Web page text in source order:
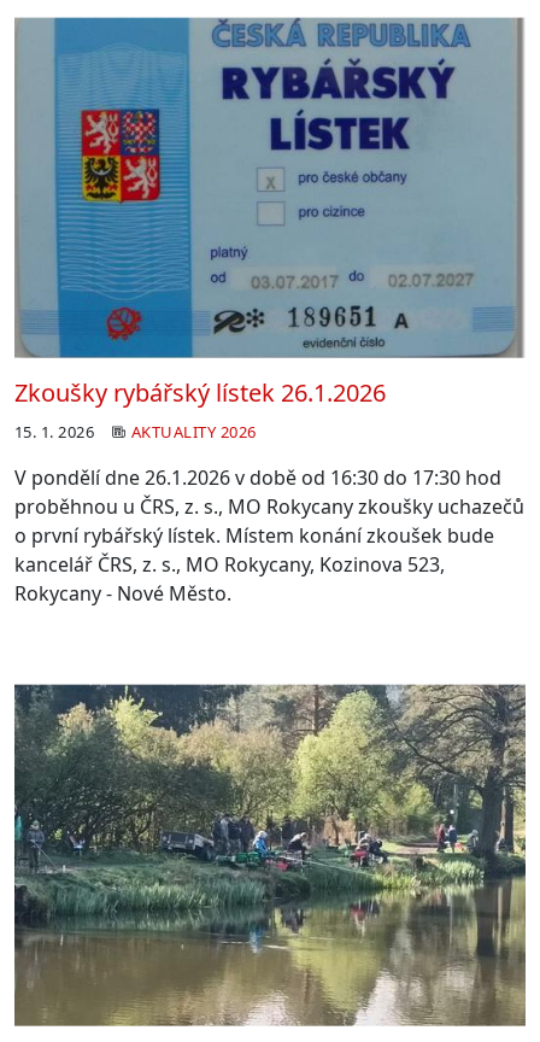
Zkoušky rybářský lístek 26.1.2026
15. 1. 2026 AKTUALITY 2026
V pondělí dne 26.1.2026 v době od 16:30 do 17:30 hod
proběhnou u ČRS, z. s., MO Rokycany zkoušky uchazečů
o první rybářský lístek. Místem konání zkoušek bude
kancelář ČRS, z. s., MO Rokycany, Kozinova 523,
Rokycany - Nové Město.